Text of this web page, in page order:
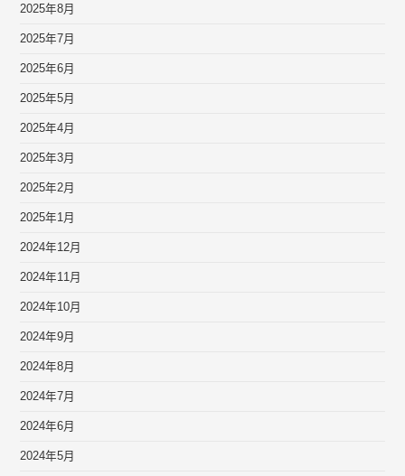
2025年8月
2025年7月
2025年6月
2025年5月
2025年4月
2025年3月
2025年2月
2025年1月
2024年12月
2024年11月
2024年10月
2024年9月
2024年8月
2024年7月
2024年6月
2024年5月